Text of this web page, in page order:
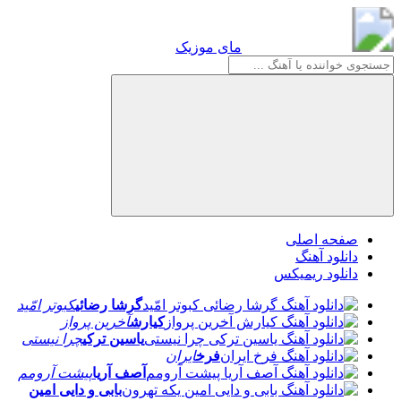
مای موزیک
مای موزیک
صفحه اصلی
دانلود آهنگ
دانلود ریمیکس
گرشا رضائی کبوتر امّید
کیارشآخرین پرواز
یاسین ترکیچرا نیستی
فرخ ایران
آصف آریاپیشت آرومم
بابی و دایی امین